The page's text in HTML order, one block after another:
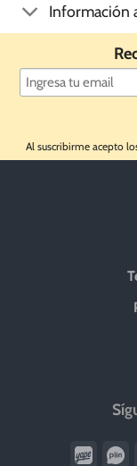
Información
Al suscribirme acepto